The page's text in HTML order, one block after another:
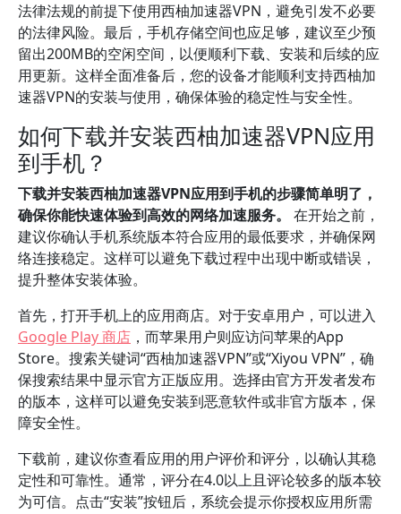
法律法规的前提下使用西柚加速器VPN，避免引发不必要
的法律风险。最后，手机存储空间也应足够，建议至少预
留出200MB的空闲空间，以便顺利下载、安装和后续的应
用更新。这样全面准备后，您的设备才能顺利支持西柚加
速器VPN的安装与使用，确保体验的稳定性与安全性。
如何下载并安装西柚加速器VPN应用
到手机？
下载并安装西柚加速器VPN应用到手机的步骤简单明了，
确保你能快速体验到高效的网络加速服务。
在开始之前，
建议你确认手机系统版本符合应用的最低要求，并确保网
络连接稳定。这样可以避免下载过程中出现中断或错误，
提升整体安装体验。
首先，打开手机上的应用商店。对于安卓用户，可以进入
Google Play 商店 ，而苹果用户则应访问苹果的App
Store。搜索关键词“西柚加速器VPN”或“Xiyou VPN”，确
保搜索结果中显示官方正版应用。选择由官方开发者发布
的版本，这样可以避免安装到恶意软件或非官方版本，保
障安全性。
下载前，建议你查看应用的用户评价和评分，以确认其稳
定性和可靠性。通常，评分在4.0以上且评论较多的版本较
为可信。点击“安装”按钮后，系统会提示你授权应用所需